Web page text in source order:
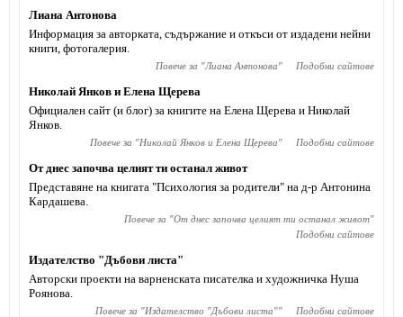
Лиана Антонова
Информация за авторката, съдържание и откъси от издадени нейни
книги, фотогалерия.
Повече за "Лиана Антонова" Подобни сайтове
Николай Янков и Елена Щерева
Официален сайт (и блог) за книгите на Елена Щерева и Николай
Янков.
Повече за "Николай Янков и Елена Щерева" Подобни сайтове
От днес започва целият ти останал живот
Представяне на книгата "Психология за родители" на д-р Антонина
Кардашева.
Повече за "От днес започва целият ти останал живот"
Подобни сайтове
Издателство "Дъбови листа"
Авторски проекти на варненската писателка и художничка Нуша
Роянова.
Повече за "Издателство "Дъбови листа"" Подобни сайтове